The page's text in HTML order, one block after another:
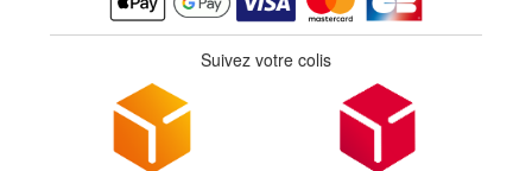
Suivez votre colis